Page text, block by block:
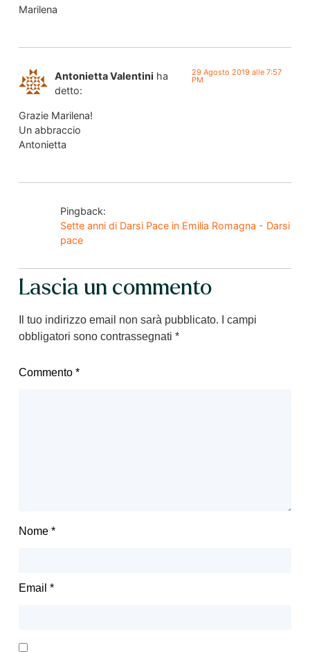
Marilena
Antonietta Valentini ha
detto:
29 Agosto 2019 alle 7:57
PM
Grazie Marilena!
Un abbraccio
Antonietta
Pingback:
Sette anni di Darsi Pace in Emilia Romagna - Darsi
pace
Lascia un commento
Il tuo indirizzo email non sarà pubblicato.
I campi
obbligatori sono contrassegnati *
Commento *
Nome *
Email *